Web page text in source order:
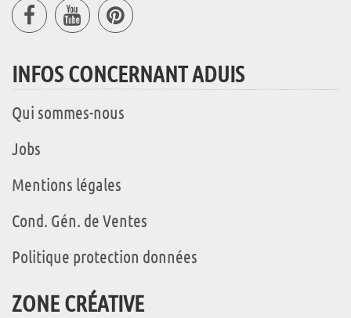
INFOS CONCERNANT ADUIS
Qui sommes-nous
Jobs
Mentions légales
Cond. Gén. de Ventes
Politique protection données
ZONE CRÉATIVE